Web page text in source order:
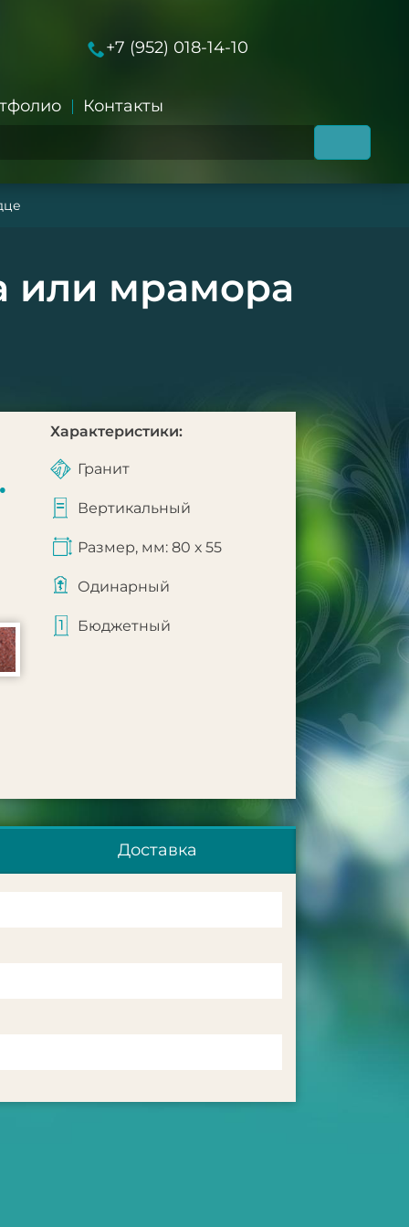
+7 (952) 018-14-10
Контакты
или мрамора
Характеристики:
Гранит
Вертикальный
Размер, мм: 80 х 55
Одинарный
Бюджетный
Доставка